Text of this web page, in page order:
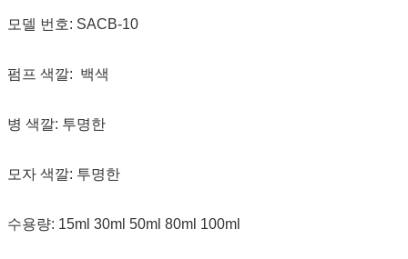
모델 번호: SACB-10
펌프 색깔: 백색
병 색깔: 투명한
모자 색깔: 투명한
수용량: 15ml 30ml 50ml 80ml 100ml